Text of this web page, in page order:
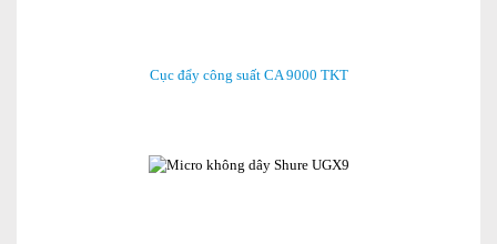
Cục đẩy công suất CA 9000 TKT